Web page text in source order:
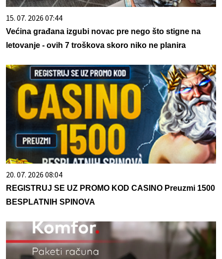
15. 07. 2026 07:44
Većina građana izgubi novac pre nego što stigne na
letovanje - ovih 7 troškova skoro niko ne planira
20. 07. 2026 08:04
REGISTRUJ SE UZ PROMO KOD CASINO Preuzmi 1500
BESPLATNIH SPINOVA